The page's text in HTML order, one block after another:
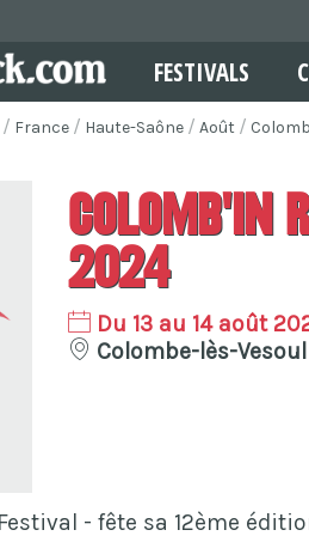
FESTIVALS
France Haute-Saône Août
Colomb'In
2024
Du 13 au 14 août
Colombe-lès-
- fête sa 12ème